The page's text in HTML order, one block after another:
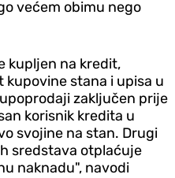
većem obimu nego
kupljen na kredit,
stana i upisa u
zaključen prije
korisnik kredita u
svojine na stan. Drugi
sredstava otplaćuje
naknadu", navodi